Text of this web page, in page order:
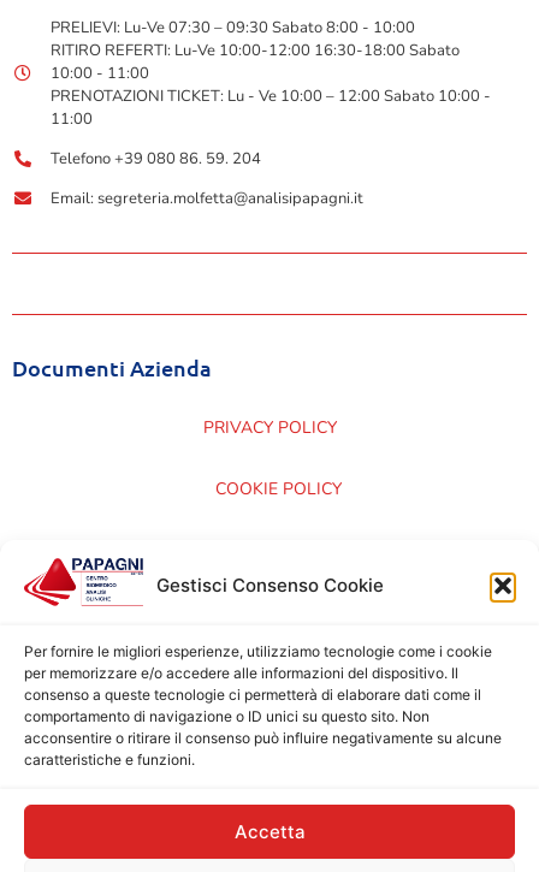
Gestisci Consenso Cookie
Per fornire le migliori esperienze, utilizziamo tecnologie come i cookie
per memorizzare e/o accedere alle informazioni del dispositivo. Il
consenso a queste tecnologie ci permetterà di elaborare dati come il
comportamento di navigazione o ID unici su questo sito. Non
acconsentire o ritirare il consenso può influire negativamente su alcune
caratteristiche e funzioni.
Accetta
PRELIEVI: Lu-Ve 07:30 – 09:30 Sabato 8:00 - 10:00
RITIRO REFERTI: Lu-Ve 10:00-12:00 16:30-18:00 Sabato
10:00 - 11:00
PRENOTAZIONI TICKET: Lu - Ve 10:00 – 12:00 Sabato 10:00 -
11:00
Telefono +39 080 86. 59. 204
Email: segreteria.molfetta@analisipapagni.it
Documenti Azienda
PRIVACY POLICY
COOKIE POLICY